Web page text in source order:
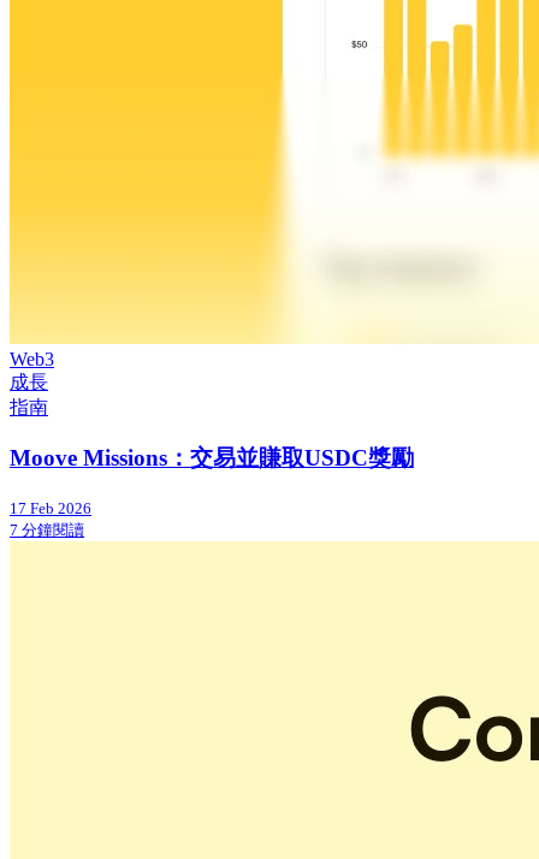
Web3
成長
指南
Moove Missions：交易並賺取USDC獎勵
17 Feb 2026
7 分鐘閱讀